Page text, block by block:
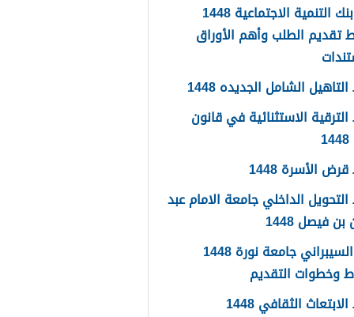
اعفاء بنك التنمية الاجتماعية 1448
تقديم الطلب وأهم الأوراق
الشامل الجديده 1448
الاستثنائية في قانون
الأسرة 1448
الداخلي جامعة الامام عبد
فيصل 1448
الامن السيبراني جامعة نورة 1448
وخطوات التقديم
الثقافي 1448